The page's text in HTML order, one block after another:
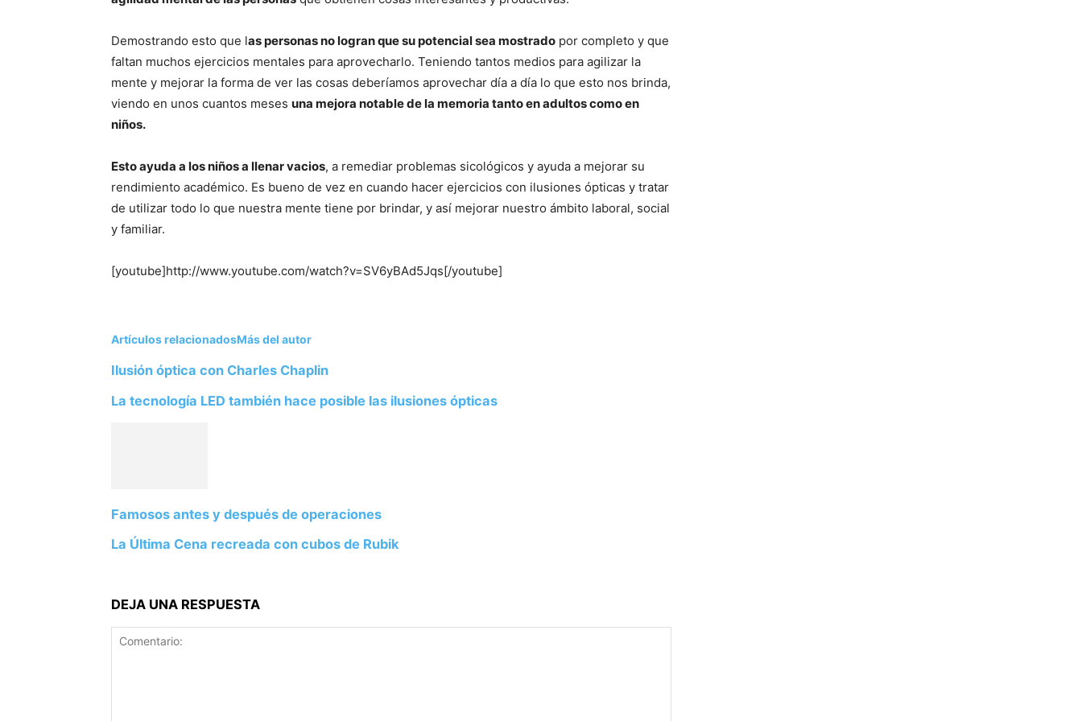
Mundo
Demostrando esto que las personas no logran que su potencial sea mostrado por completo y que
faltan muchos ejercicios mentales para aprovecharlo. Teniendo tantos medios para agilizar la
mente y mejorar la forma de ver las cosas deberíamos aprovechar día a día lo que esto nos brinda,
viendo en unos cuantos meses una mejora notable de la memoria tanto en adultos como en
niños.
Esto ayuda a los niños a llenar vacios, a remediar problemas sicológicos y ayuda a mejorar su
rendimiento académico. Es bueno de vez en cuando hacer ejercicios con ilusiones ópticas y tratar
de utilizar todo lo que nuestra mente tiene por brindar, y así mejorar nuestro ámbito laboral, social
y familiar.
[youtube]http://www.youtube.com/watch?v=SV6yBAd5Jqs[/youtube]
Artículos relacionadosMás del autor
Ilusión óptica con Charles Chaplin
La tecnología LED también hace posible las ilusiones ópticas
Famosos antes y después de operaciones
La Última Cena recreada con cubos de Rubik
DEJA UNA RESPUESTA